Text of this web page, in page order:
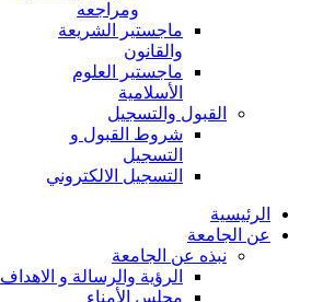
ومراجعه
ماجستير الشريعة
والقانون
ماجستير العلوم
الأسلامية
القبول والتسجيل
شروط القبول و
التسجيل
التسجيل الالكتروني
الرئيسية
عن الجامعة
نبذه عن الجامعة
الرؤية والرسالة و الاهداف
مجلس الأمناء